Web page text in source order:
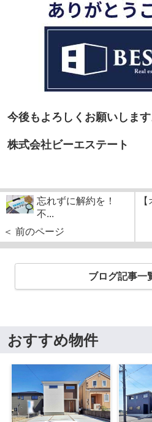
今後もよろしくお願いします
株式会社ビーエステート
忘れずに解約を！
不...
＜ 前のページ
ブログ記事一
おすすめ物件